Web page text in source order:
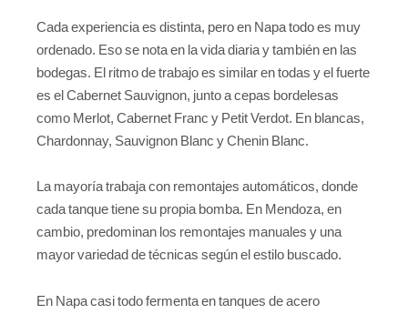
Cada experiencia es distinta, pero en Napa todo es muy
ordenado. Eso se nota en la vida diaria y también en las
bodegas. El ritmo de trabajo es similar en todas y el fuerte
es el Cabernet Sauvignon, junto a cepas bordelesas
como Merlot, Cabernet Franc y Petit Verdot. En blancas,
Chardonnay, Sauvignon Blanc y Chenin Blanc.
La mayoría trabaja con remontajes automáticos, donde
cada tanque tiene su propia bomba. En Mendoza, en
cambio, predominan los remontajes manuales y una
mayor variedad de técnicas según el estilo buscado.
En Napa casi todo fermenta en tanques de acero